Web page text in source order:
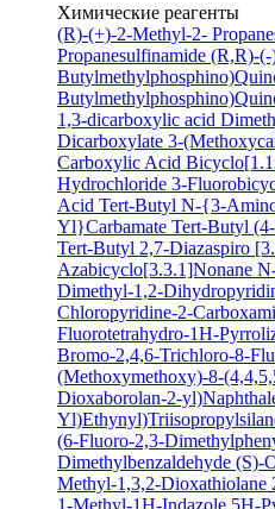
Химические реагенты
(R)-(+)-2-Methyl-2-
Propanesulfinamide (R,R)-
1,3-dicarboxylic acid
Dicarboxylate 3-
Carboxylic Acid
Hydrochloride 3-
Acid Tert-Butyl N-{3-
Yl}Carbamate Tert-Butyl
Tert-Butyl 2,7-Diazaspiro
Azabicyclo[3.3.1]Nonane
Dimethyl-1,2-
Chloropyridine-2-
Fluorotetrahydro-1H-
Bromo-2,4,6-Trichloro-8-
(Methoxymethoxy)-8-
Dioxaborolan-2-
(6-Fluoro-2,3-
Dimethylbenzaldehyde (S)-
Methyl-1,3,2-Dioxathiolane
1-Methyl-1H-Indazole 5H-